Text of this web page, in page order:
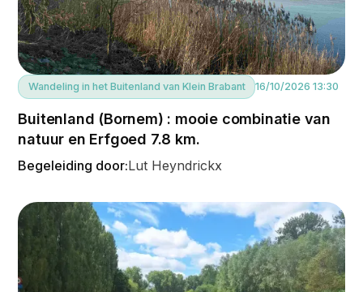
Wandeling in het Buitenland van Klein Brabant 16/10/2026 13:30
Buitenland (Bornem) : mooie combinatie van
natuur en Erfgoed 7.8 km.
Begeleiding door:Lut Heyndrickx